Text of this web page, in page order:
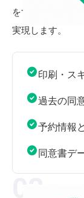
をすべて自動化
実現します。
印刷・ス
過去の同
予約情報
同意書デ